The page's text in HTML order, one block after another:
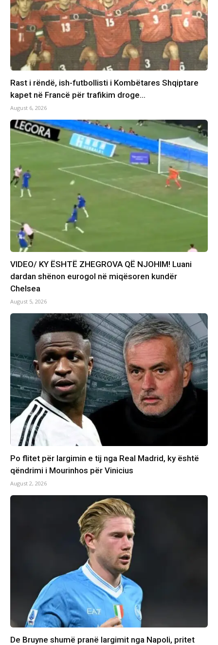
Rast i rëndë, ish-futbollisti i Kombëtares Shqiptare
kapet në Francë për trafikim droge…
August 6, 2026
VIDEO/ KY ËSHTË ZHEGROVA QË NJOHIM! Luani
dardan shënon eurogol në miqësoren kundër
Chelsea
August 5, 2026
Po flitet për largimin e tij nga Real Madrid, ky është
qëndrimi i Mourinhos për Vinicius
August 2, 2026
De Bruyne shumë pranë largimit nga Napoli, pritet